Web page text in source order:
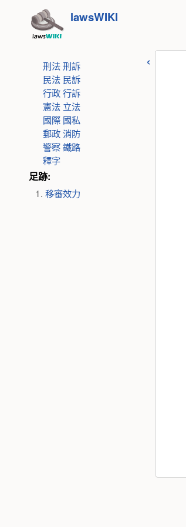
lawsWIKI
刑法刑訴
民法 民訴
行政行訴
憲法 立法
國際 國私
郵政消防
警察鐵路
釋字
足跡:
移審效力